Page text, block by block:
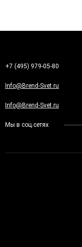
+7 (495) 979-05-80
Info@Brend-Svet.ru
Info@Brend-Svet.ru
Мы в соц.сетях